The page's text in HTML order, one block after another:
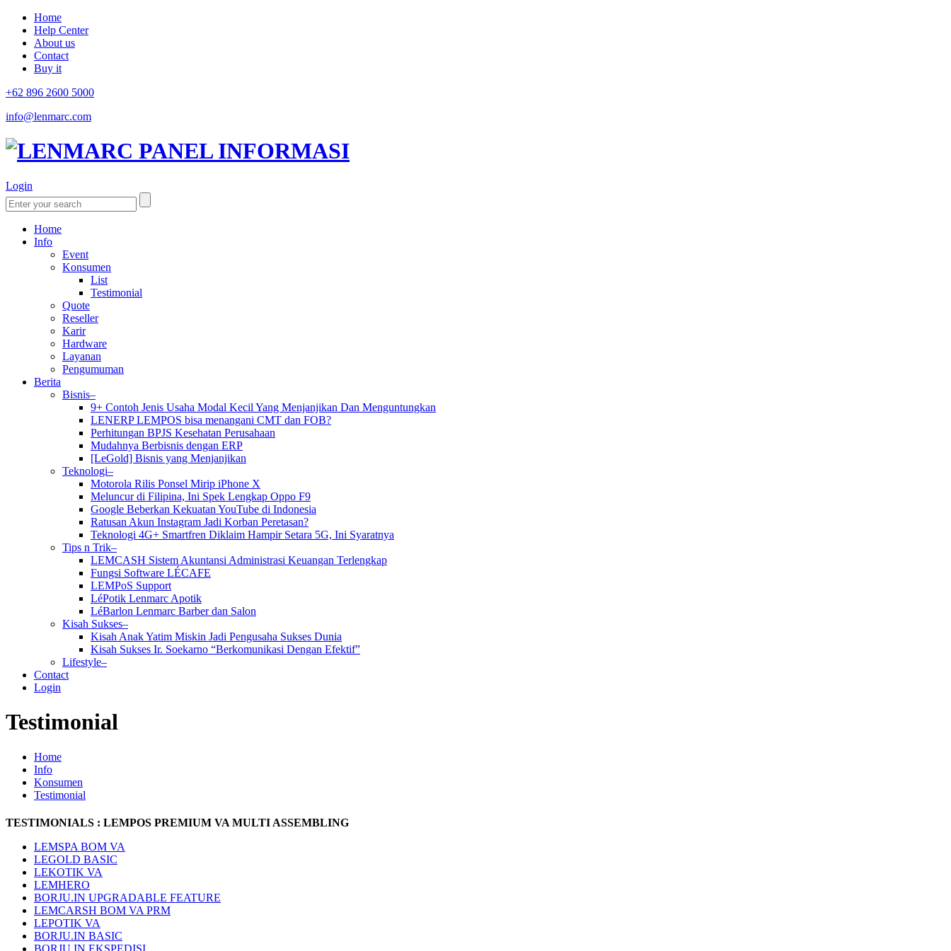
Home
Help Center
About us
Contact
Buy it
+62 896 2600 5000
info@lenmarc.com
Login
Home
Info
Event
Konsumen
List
Testimonial
Quote
Reseller
Karir
Hardware
Layanan
Pengumuman
Berita
Bisnis–
9+ Contoh Jenis Usaha Modal Kecil Yang Menjanjikan Dan Menguntungkan
LENERP LEMPOS bisa menangani CMT dan FOB?
Perhitungan BPJS Kesehatan Perusahaan
Mudahnya Berbisnis dengan ERP
[LeGold] Bisnis yang Menjanjikan
Teknologi–
Motorola Rilis Ponsel Mirip iPhone X
Meluncur di Filipina, Ini Spek Lengkap Oppo F9
Google Beberkan Kekuatan YouTube di Indonesia
Ratusan Akun Instagram Jadi Korban Peretasan?
Teknologi 4G+ Smartfren Diklaim Hampir Setara 5G, Ini Syaratnya
Tips n Trik–
LEMCASH Sistem Akuntansi Administrasi Keuangan Terlengkap
Fungsi Software LÉCAFE
LEMPoS Support
LéPotik Lenmarc Apotik
LéBarlon Lenmarc Barber dan Salon
Kisah Sukses–
Kisah Anak Yatim Miskin Jadi Pengusaha Sukses Dunia
Kisah Sukses Ir. Soekarno “Berkomunikasi Dengan Efektif”
Lifestyle–
Contact
Login
Testimonial
Home
Info
Konsumen
Testimonial
TESTIMONIALS : LEMPOS PREMIUM VA MULTI ASSEMBLING
LEMSPA BOM VA
LEGOLD BASIC
LEKOTIK VA
LEMHERO
BORJU.IN UPGRADABLE FEATURE
LEMCARSH BOM VA PRM
LEPOTIK VA
BORJU.IN BASIC
BORJU.IN EKSPEDISI